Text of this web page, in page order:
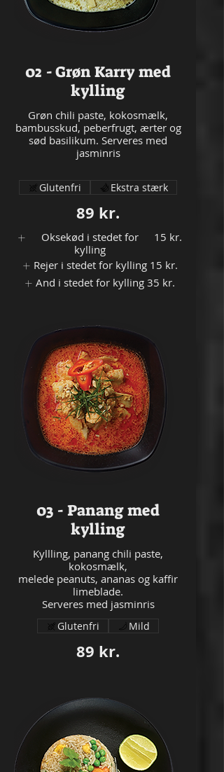
02 - Grøn Karry med
kylling
Grøn chili paste, kokosmælk,
bambusskud, peberfrugt, ærter og
sød basilikum. Serveres med
jasminris
89 kr.
Glutenfri Ekstra stærk
Oksekød i stedet for
kylling
15 kr.
Rejer i stedet for kylling 15 kr.
And i stedet for kylling 35 kr.
03 - Panang med
kylling
Kyllling, panang chili paste,
kokosmælk,
melede peanuts, ananas og kaffir
limeblade.
Serveres med jasminris
89 kr.
Glutenfri Mild